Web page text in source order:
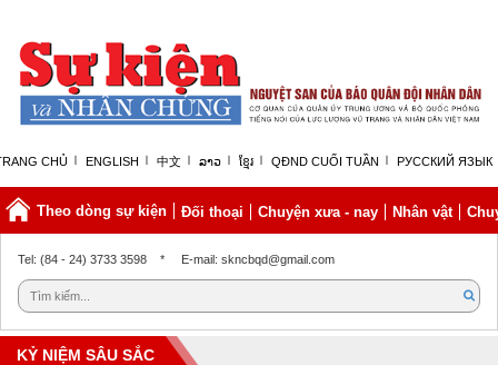
CHỦ ENGLISH 中文 ລາວ ខ្មែរ QĐND CUỐI TUẦN РУССКИЙ ЯЗЫК
Theo dòng sự kiện Đối thoại Chuyện xưa - nay Nhân vật
Thứ sáu, 07/08/2026 | 04:51 GMT+7
Tel: (84 - 24) 3733 3598 * E-mail: skncbqd@gmail.com
KỶ NIỆM SÂU SẮC